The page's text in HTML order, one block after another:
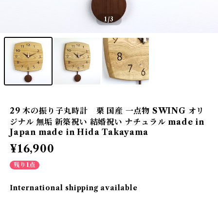
1/3
29 木の振り子丸時計 栗 国産 一点物 SWING オリ
ジナル 無垢 新築祝い 結婚祝い ナチュラル made in
Japan made in Hida Takayama
¥16,900
残り1点
International shipping available